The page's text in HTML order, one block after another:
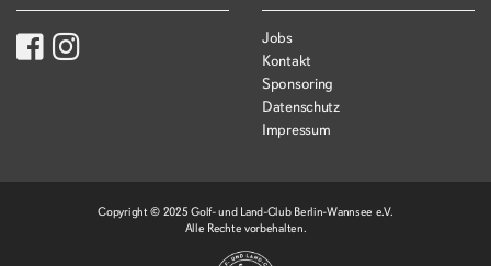
Jobs
Kontakt
Sponsoring
Datenschutz
Impressum
Copyright © 2025 Golf- und Land-Club Berlin-Wannsee e.V.
Alle Rechte vorbehalten.